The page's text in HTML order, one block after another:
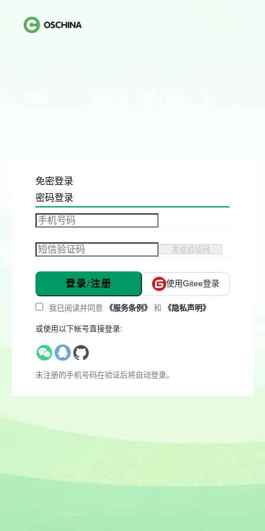
免密登录
密码登录
发送验证码
登录/注册 使用Gitee登录
我已阅读并同意 《服务条例》 和 《隐私声明》
或使用以下帐号直接登录:
未注册的手机号码在验证后将自动登录。